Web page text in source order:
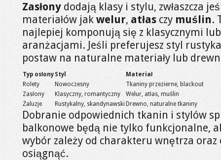
Zasłony dodają klasy i stylu, zwłaszcza
materiałów jak welur, atłas czy muślin.
najlepiej komponują się z klasycznymi
aranżacjami. Jeśli preferujesz styl
postaw na naturalne materiały lub
Typ osłony Styl
Materiał
Rolety
Nowoczesny
Tkaniny przezierne, blackout
Zasłony
Klasyczny, romantyczny
Welur, atłas, muślin
Żaluzje
Rustykalny, skandynawski Drewno, naturalne tkaniny
Dobranie odpowiednich tkanin i stylów
balkonowe będą nie tylko funkcjonalne,
wybór zależy od charakteru wnętrza oraz
osiągnąć.